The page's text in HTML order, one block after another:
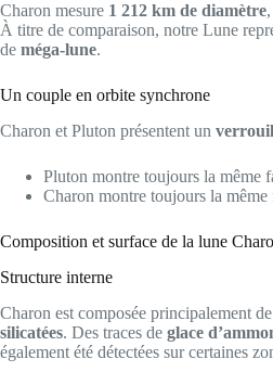
Charon mesure 1 212 km de diamètre
À titre de comparaison, notre Lune
de méga-lune.
Un couple en orbite synchrone
Charon et Pluton présentent un
Pluton montre toujours la même
Charon montre toujours la même
Composition et surface de la lune
Structure interne
Charon est composée principalement de
silicatées. Des traces de glace
également été détectées sur certaines